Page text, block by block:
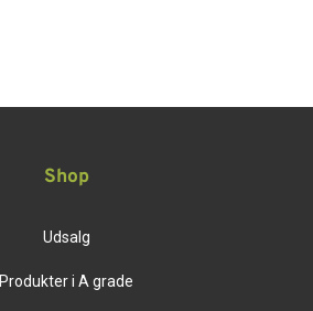
Shop
Udsalg
Produkter i A grade